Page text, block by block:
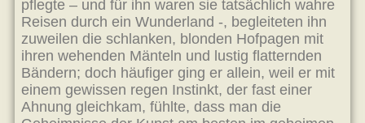
pflegte – und für ihn waren sie tatsächlich wahre
Reisen durch ein Wunderland -, begleiteten ihn
zuweilen die schlanken, blonden Hofpagen mit
ihren wehenden Mänteln und lustig flatternden
Bändern; doch häufiger ging er allein, weil er mit
einem gewissen regen Instinkt, der fast einer
Ahnung gleichkam, fühlte, dass man die